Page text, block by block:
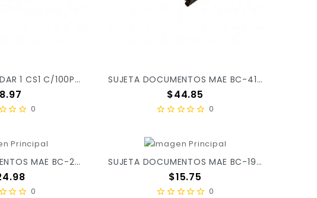
CLIP MAE ESTANDAR 1 CS1 C/100PZ X/300
0
SUJETA DOCUMENTOS MAE BC-41 C/12 X/72
Precio
$44.85
0
SUJETA DOCUMENTOS MAE BC-25 C/12 X/240
0
SUJETA DOCUMENTOS MAE BC-19 C/12 X/36
Precio
$15.75
0